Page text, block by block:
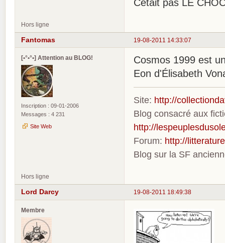
Cétait pas LE
Hors ligne
19-08-2011 14:33:07
Fantomas
[•°•°•] Attention au BLOG!
Inscription : 09-01-2006
Messages : 4 231
Site Web
Cosmos 1999 est
Eon d'Élisabeth
Site: http://
Blog consacré aux
http://
Forum: http://
Blog sur la SF
Hors ligne
19-08-2011 18:49:38
Lord Darcy
Membre